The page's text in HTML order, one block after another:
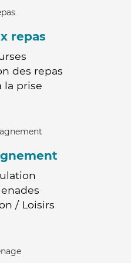
repas
des repas
la prise
/ Loisirs